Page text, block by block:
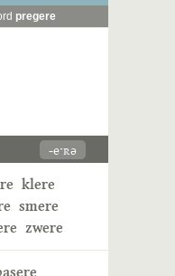
pregere
-eˑʀə
klere
smere
zwere